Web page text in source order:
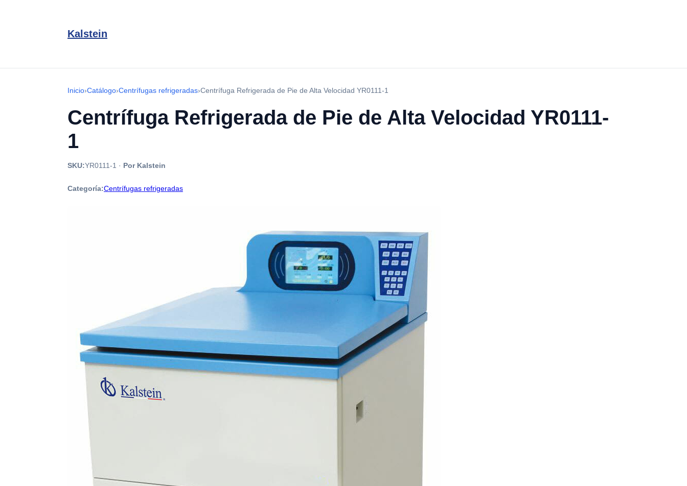
Kalstein
Inicio›Catálogo›Centrífugas refrigeradas›Centrífuga Refrigerada de Pie de Alta Velocidad YR0111-1
Centrífuga Refrigerada de Pie de Alta Velocidad YR0111-
1
SKU:YR0111-1 · Por Kalstein
Categoría:Centrífugas refrigeradas